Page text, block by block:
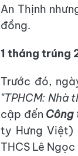
An Thịnh
đồng.
1 tháng trúng
Trước đó,
"TPHCM: Nhà
cập đến Công
ty Hưng Việt)
THCS Lê Ngọc